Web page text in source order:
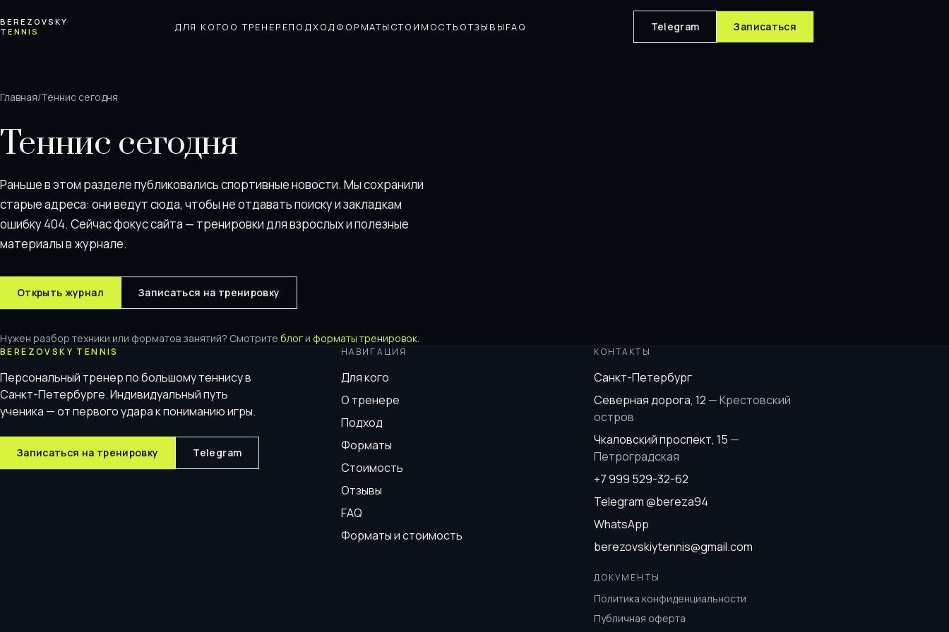
BEREZOVSKY
TENNIS
ДЛЯ КОГО О ТРЕНЕРЕПОДХОД ФОРМАТЫ СТОИМОСТЬ ОТЗЫВЫ FAQ Telegram Записаться
Главная/Теннис сегодня
Теннис сегодня
Раньше в этом разделе публиковались спортивные новости. Мы сохранили
старые адреса: они ведут сюда, чтобы не отдавать поискy и закладкам
ошибку 404. Сейчас фокус сайта — тренировки для взрослых и полезные
материалы в журнале.
Открыть журнал Записаться на тренировку
Нужен разбор техники или форматов занятий? Смотрите блог и форматы тренировок.
BEREZOVSKY TENNIS
Персональный тренер по большому теннису в
Санкт-Петербурге. Индивидуальный путь
ученика — от первого удара к пониманию игры.
Записаться на тренировку Telegram
НАВИГАЦИЯ
Для кого
О тренере
Подход
Форматы
Стоимость
Отзывы
FAQ
Форматы и стоимость
КОНТАКТЫ
Санкт-Петербург
Северная дорога, 12 —Крестовский
остров
Чкаловский проспект, 15 —
Петроградская
+7 999 529-32-62
Telegram@bereza94
WhatsApp
berezovskiytennis@gmail.com
ДОКУМЕНТЫ
Политика конфиденциальности
Публичная оферта